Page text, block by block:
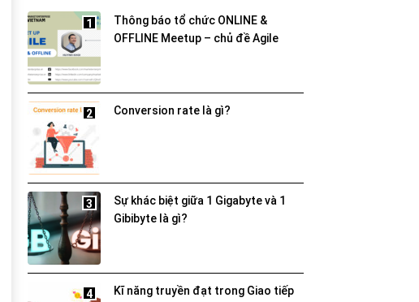
1
Thông báo tổ chức ONLINE &
OFFLINE Meetup – chủ đề Agile
2 Conversion rate là gì?
3
Sự khác biệt giữa 1 Gigabyte và 1
Gibibyte là gì?
4 Kĩ năng truyền đạt trong Giao tiếp